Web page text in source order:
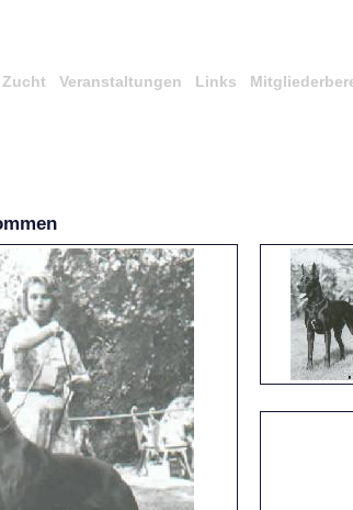
Zucht Veranstaltungen Links